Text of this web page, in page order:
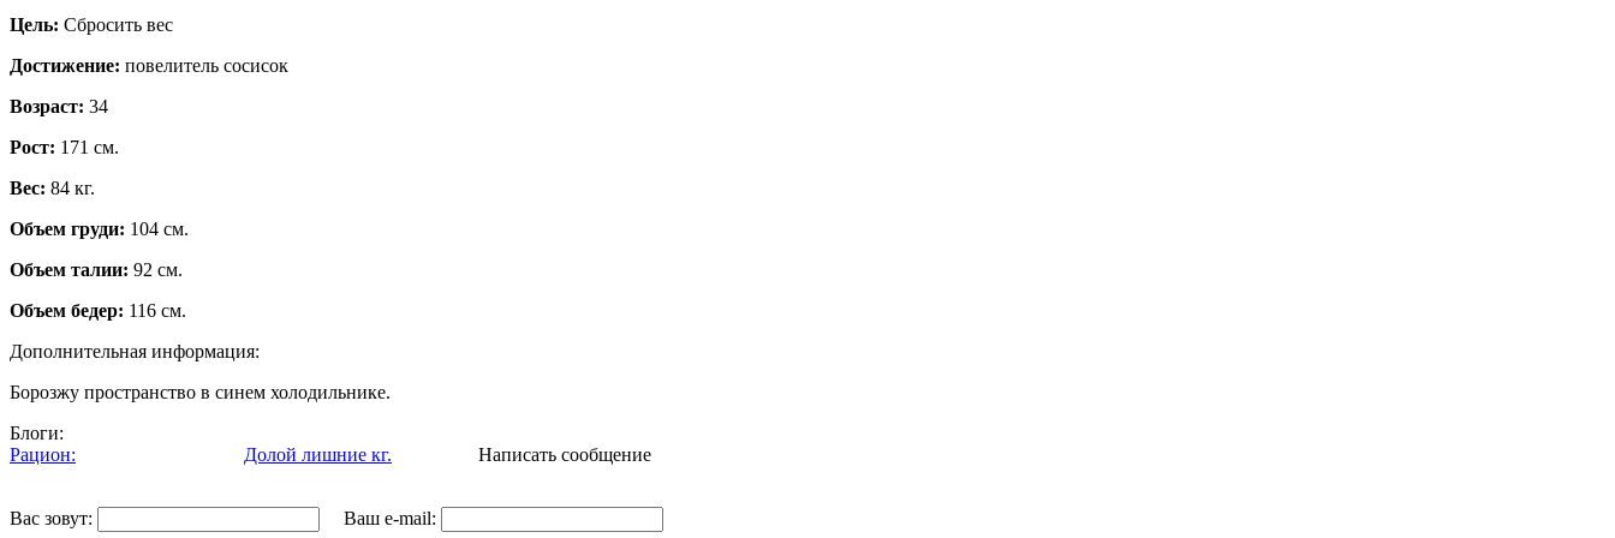
Цель: Сбросить вес
Достижение: повелитель сосисок
Возраст: 34
Рост: 171 см.
Вес: 84 кг.
Объем груди: 104 см.
Объем талии: 92 см.
Объем бедер: 116 см.
Дополнительная информация:
Борозжу пространство в синем холодильнике.
Блоги:
Рацион:
Долой лишние кг. Написать сообщение
Вас зовут: Ваш e-mail: